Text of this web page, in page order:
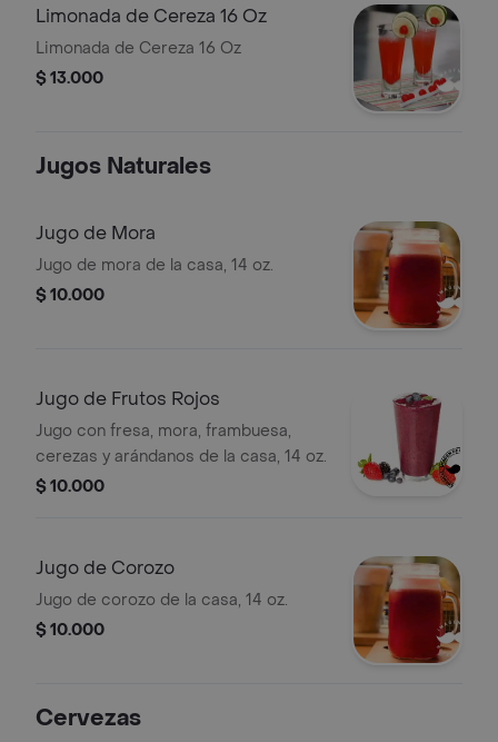
Limonada de Cereza 16 Oz
Limonada de Cereza 16 Oz
$ 13.000
Jugos Naturales
Jugo de Mora
Jugo de mora de la casa, 14 oz.
$ 10.000
Jugo de Frutos Rojos
Jugo con fresa, mora, frambuesa,
cerezas y arándanos de la casa, 14 oz.
$ 10.000
Jugo de Corozo
Jugo de corozo de la casa, 14 oz.
$ 10.000
Cervezas